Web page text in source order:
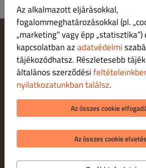
Cookie‑beállítások módosítása
Fordulj hozzánk!
Adatvédelmi irányelvek
Felhasználási feltételek
Jogi nyilatkozat
FIZETÉSI LEHETŐSÉGEK HÁZHOZSZÁLLÍTÁ S
FIZETÉSI LEHETŐSÉGEK SZEMÉLYES ÁTVÉTEL
Az alkalmazott eljárásokkal,
fogalommeghatározásokkal (pl.
„marketing” vagy épp
kapcsolatban azadatvédelmi
tájékozódhatsz. Részletesebb
általános szerződési
nyilatkozatunkban találsz.
Az összes cookie
Az összes cookie